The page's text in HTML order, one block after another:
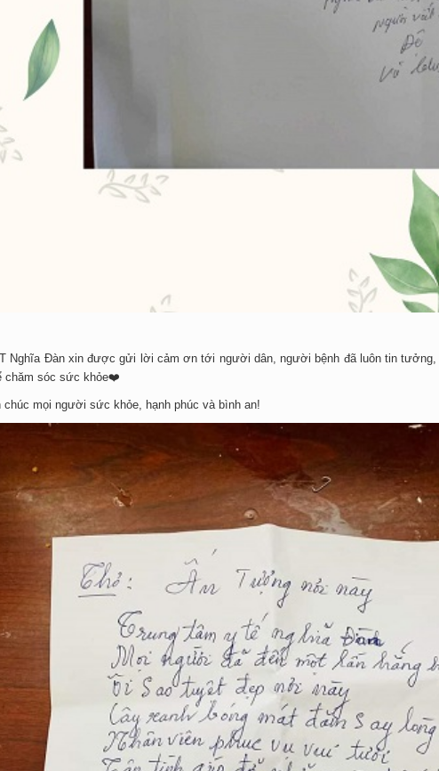
Nghĩa Đàn xin được gửi lời cảm ơn tới người dân, người bệnh đã luôn tin tưởng,
chăm sóc sức khỏe❤️
chúc mọi người sức khỏe, hạnh phúc và bình an!